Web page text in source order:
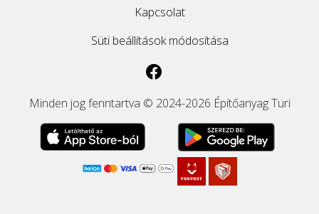
Kapcsolat
Süti beállítások módosítása
Minden jog fenntartva © 2024-2026 Építőanyag Turi